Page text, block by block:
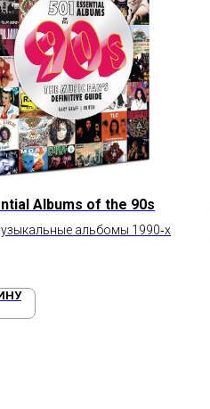
Albums of the 90s
альбомы 1990‑х